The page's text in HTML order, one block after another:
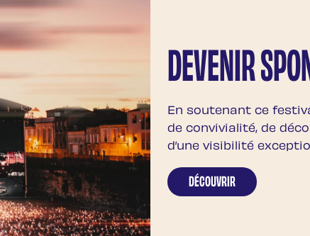
DEVENIR
En soutenant ce
de convivialité, de
d’une visibilité
DÉCOUVRIR